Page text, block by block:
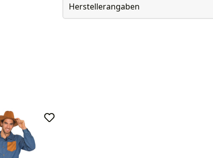
Herstellerangaben